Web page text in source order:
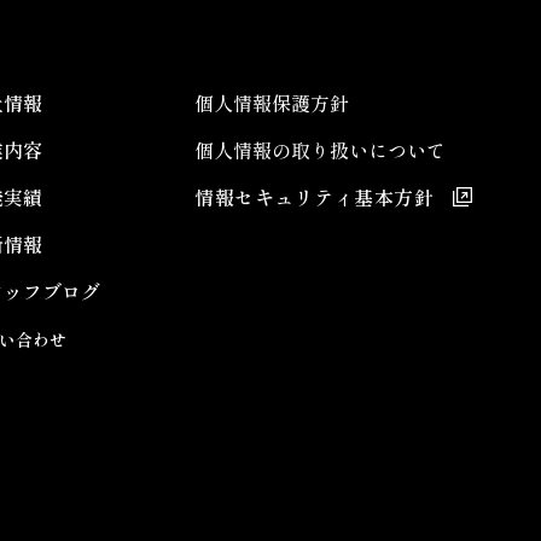
報
容
績
報
フブログ
合わせ
個人情報保護方針
個人情報の取り扱いについて
情報セキュリティ基本方針